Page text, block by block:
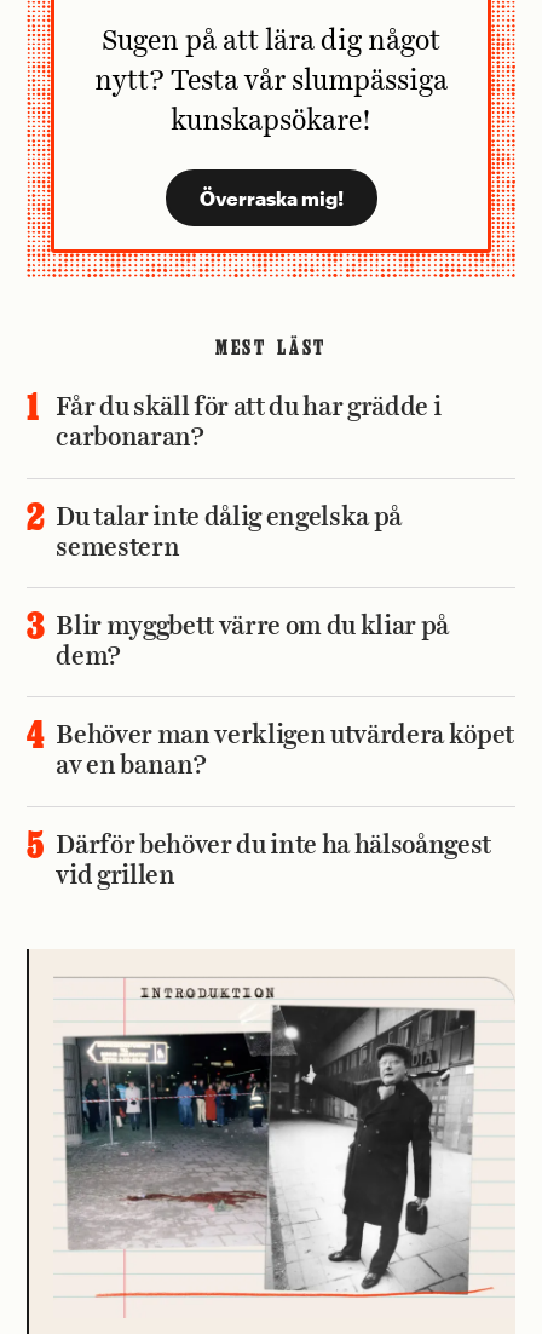
Sugen på att lära dig något
nytt? Testa vår slumpässiga
kunskapsökare!
MEST LÄST
Får du skäll för att du har grädde i
carbonaran?
Du talar inte dålig engelska på
semestern
Blir myggbett värre om du kliar på
dem?
Behöver man verkligen utvärdera köpet
av en banan?
Därför behöver du inte ha hälsoångest
vid grillen